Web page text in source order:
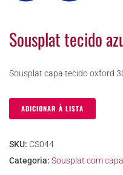
Sousplat tecido
Sousplat capa tecido oxford
ADICIONAR À LISTA
SKU: CS044
Categoria: Sousplat com